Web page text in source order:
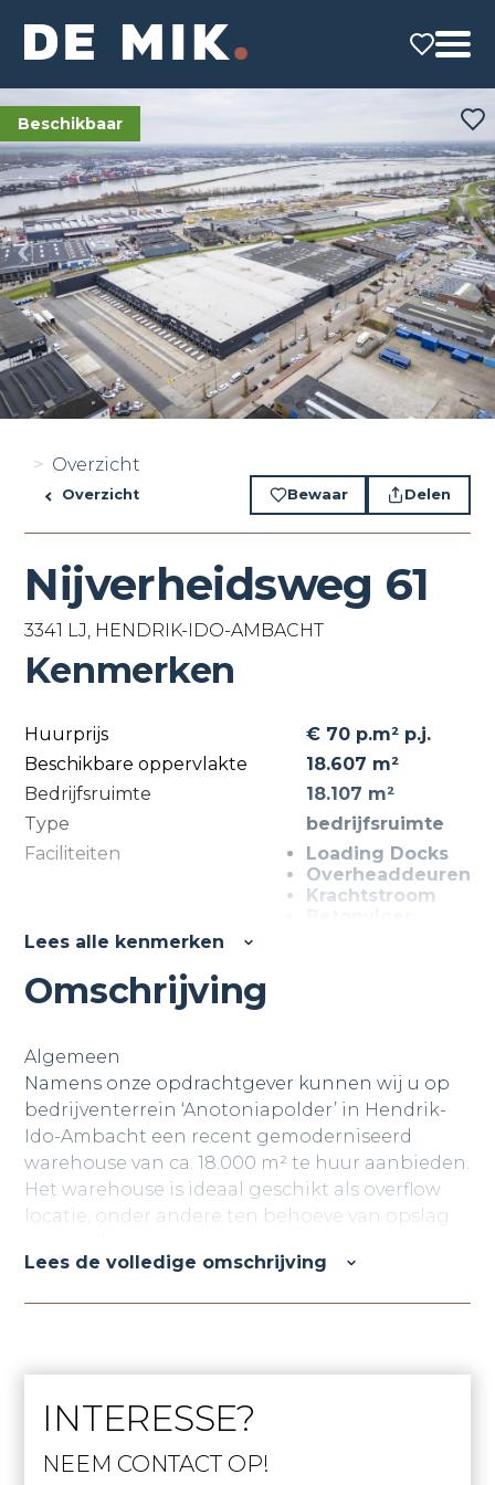
Beschikbaar
Overzicht
Overzicht Bewaar Delen
Nijverheidsweg 61
3341 LJ, HENDRIK-IDO-AMBACHT
Kenmerken
Huurprijs
€ 70 p.m² p.j.
Beschikbare oppervlakte
18.607 m²
Bedrijfsruimte
18.107 m²
Type
bedrijfsruimte
Faciliteiten
Loading Docks
Overheaddeuren
Krachtstroom
Lees alle kenmerken
Omschrijving
Algemeen
Namens onze opdrachtgever kunnen wij u op
bedrijventerrein ‘Anotoniapolder’ in Hendrik-
Ido-Ambacht een recent gemoderniseerd
warehouse van ca. 18.000 m² te huur aanbieden.
Het warehouse is ideaal geschikt als overflow
locatie, onder andere ten behoeve van opslag
met aanverwante voorzieningen. Het object is
in de afgelopen periode grondig gerenoveerd,
waarbij de gevel is voorzien van een moderne
uitstraling en de kantoorruimte weer beschikt
Lees de volledige omschrijving
INTERESSE?
NEEM CONTACT OP!